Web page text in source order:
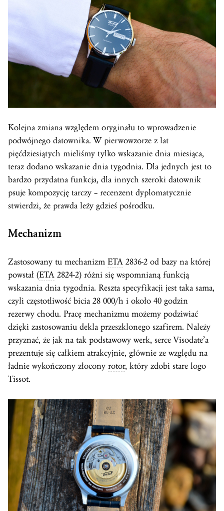
Kolejna zmiana względem oryginału to wprowadzenie
podwójnego datownika. W pierwowzorze z lat
pięćdziesiątych mieliśmy tylko wskazanie dnia miesiąca,
teraz dodano wskazanie dnia tygodnia. Dla jednych jest to
bardzo przydatna funkcja, dla innych szeroki datownik
psuje kompozycję tarczy – recenzent dyplomatycznie
stwierdzi, że prawda leży gdzieś pośrodku.
Mechanizm
Zastosowany tu mechanizm ETA 2836-2 od bazy na której
powstał (ETA 2824-2) różni się wspomnianą funkcją
wskazania dnia tygodnia. Reszta specyfikacji jest taka sama,
czyli częstotliwość bicia 28 000/h i około 40 godzin
rezerwy chodu. Pracę mechanizmu możemy podziwiać
dzięki zastosowaniu dekla przeszklonego szafirem. Należy
przyznać, że jak na tak podstawowy werk, serce Visodate’a
prezentuje się całkiem atrakcyjnie, głównie ze względu na
ładnie wykończony złocony rotor, który zdobi stare logo
Tissot.